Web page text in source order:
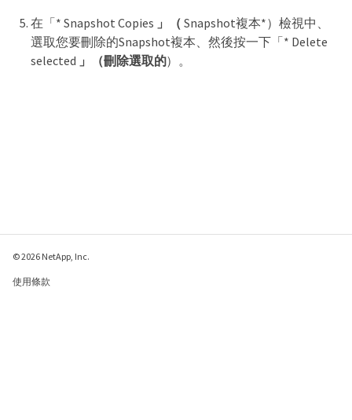
在「* Snapshot Copies 」（ Snapshot複本*）檢視中、
選取您要刪除的Snapshot複本、然後按一下「* Delete
selected 」（刪除選取的）。
© 2026 NetApp, Inc.
使用條款